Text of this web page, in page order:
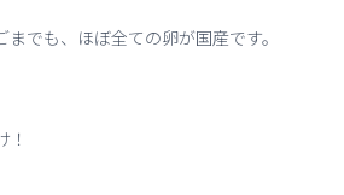
でも、ほぼ全ての卵が国産です。